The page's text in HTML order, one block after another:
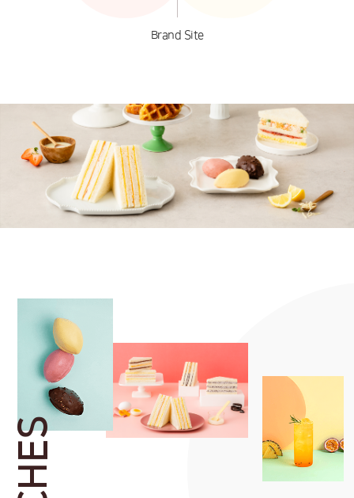
Brand Site